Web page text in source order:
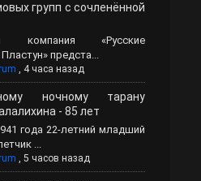
групп с сочленённой
компания «Русские
предста...
, 4 часа назад
ночному тарану
- 85 лет
года 22-летний младший
...
,5 часов назад